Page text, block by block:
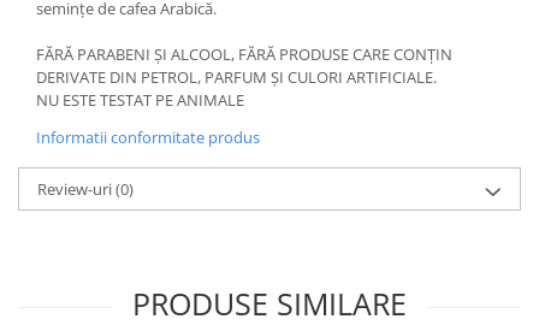
semințe de cafea Arabică.
FĂRĂ PARABENI ȘI ALCOOL, FĂRĂ PRODUSE CARE CONȚIN
DERIVATE DIN PETROL, PARFUM ȘI CULORI ARTIFICIALE.
NU ESTE TESTAT PE ANIMALE
Informatii conformitate produs
Review-uri(0)
PRODUSE SIMILARE